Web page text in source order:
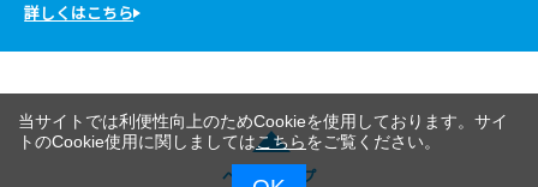
詳しくはこちら
ページトップ
当サイトでは利便性向上のためCookieを使用しております。サイ
トのCookie使用に関しましてはこちらをご覧ください。